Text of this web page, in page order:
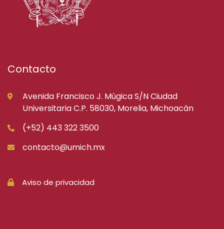
Contacto
Avenida Francisco J. Múgica S/N Ciudad
Universitaria C.P. 58030, Morelia, Michoacán
(+52) 443 322 3500
contacto@umich.mx
Aviso de privacidad